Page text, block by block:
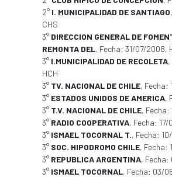
2° I. MUNICIPALIDAD DE SANTIAGO
CHS
3° DIRECCION GENERAL DE
REMONTA DEL, Fecha: 31/07/2008,
3° I.MUNICIPALIDAD DE RECOLETA
HCH
3° TV. NACIONAL DE CHILE, Fecha:
3° ESTADOS UNIDOS DE AMERICA,
3° T.V. NACIONAL DE CHILE, Fecha:
3° RADIO COOPERATIVA, Fecha: 17/
3° ISMAEL TOCORNAL T., Fecha:
3° SOC. HIPODROMO CHILE, Fecha:
3° REPUBLICA ARGENTINA, Fecha:
3° ISMAEL TOCORNAL, Fecha: 03/